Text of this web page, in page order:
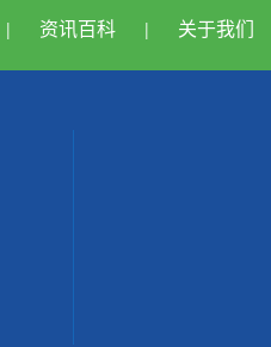
| 资讯百科 | 关于我们